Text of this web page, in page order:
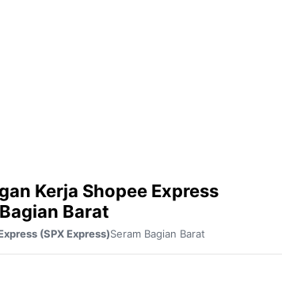
Kerja Shopee Express
Barat
(SPX Express)Seram Bagian Barat